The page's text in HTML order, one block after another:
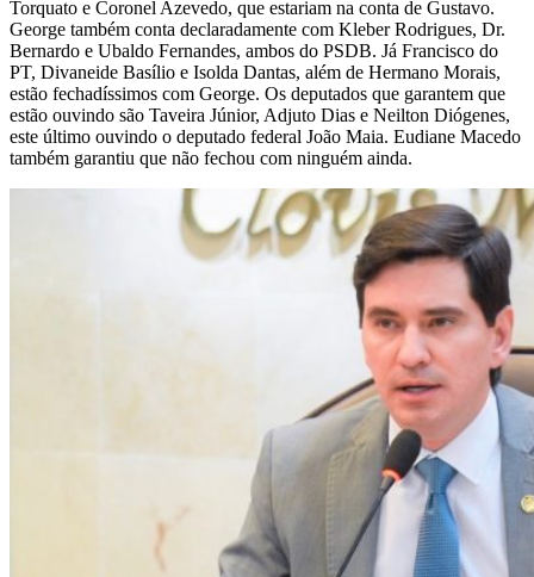
Torquato e Coronel Azevedo, que estariam na conta de Gustavo.
George também conta declaradamente com Kleber Rodrigues, Dr.
Bernardo e Ubaldo Fernandes, ambos do PSDB. Já Francisco do
PT, Divaneide Basílio e Isolda Dantas, além de Hermano Morais,
estão fechadíssimos com George. Os deputados que garantem que
estão ouvindo são Taveira Júnior, Adjuto Dias e Neilton Diógenes,
este último ouvindo o deputado federal João Maia. Eudiane Macedo
também garantiu que não fechou com ninguém ainda.